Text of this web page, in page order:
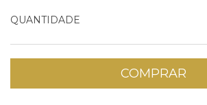
QUANTIDADE